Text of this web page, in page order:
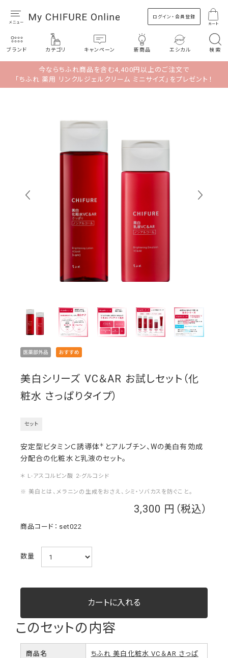
ログイン・会員登録
カート
ブランド カテゴリ キャンペーン 新商品 エシカル 検索
今ならちふれ商品を含む4,400円以上のご注文で
「ちふれ 薬用 リンクルジェルクリーム ミニサイズ」をプレゼント！
美白シリーズ VC＆AR お試しセット（化
粧水 さっぱりタイプ）
セット
3,300
set022
安定型ビタミンＣ誘導体＊ とアルブチン、Wの美白有効成
分配合の化粧水と乳液のセット。
＊ L-アスコルビン酸 2-グルコシド
※ 美白とは、メラニンの生成をおさえ、シミ・ソバカスを防ぐこと。
数量
このセットの内容
商品名
ちふれ 美白化粧水 VC＆AR さっぱ